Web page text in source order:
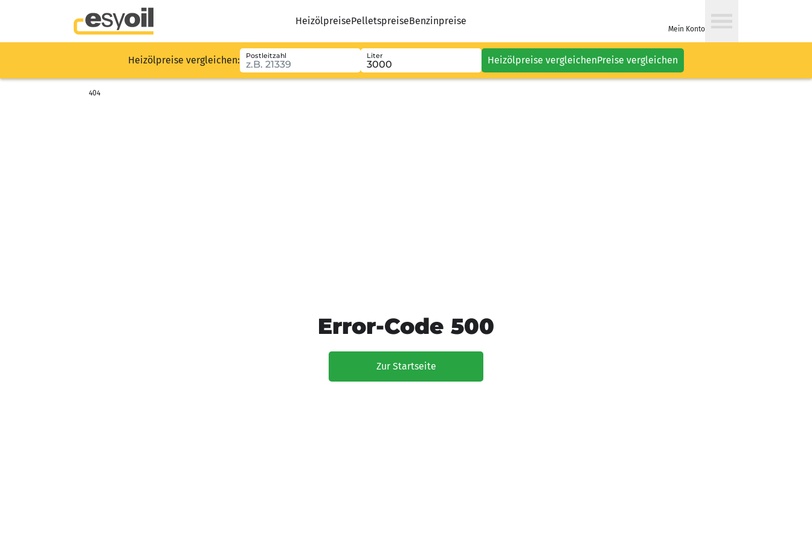
HeizölpreisePelletspreiseBenzinpreise
Mein Konto
Heizölpreise vergleichen: Postleitzahl Liter Heizölpreise vergleichenPreise vergleichen
404
Error-Code 500
Zur Startseite